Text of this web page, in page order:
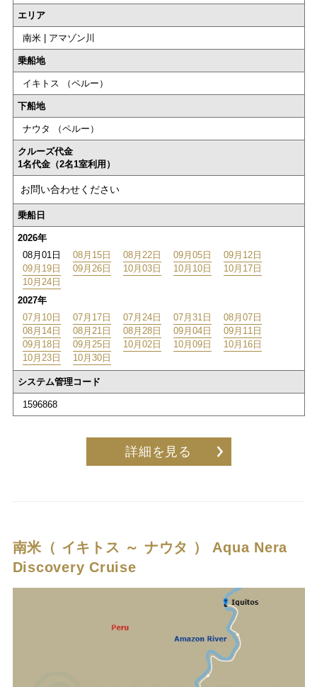
エリア
南米 | アマゾン川
乗船地
イキトス （ペルー）
下船地
ナウタ （ペルー）
クルーズ代金
1名代金（2名1室利用）
お問い合わせください
乗船日
2026年
08月01日
08月15日 08月22日 09月05日
09月12日
09月19日
09月26日 10月03日 10月10日
10月17日
10月24日
2027年
07月10日
07月17日 07月24日 07月31日
08月07日
08月14日
08月21日 08月28日 09月04日
09月11日
09月18日
09月25日 10月02日 10月09日
10月16日
10月23日
10月30日
システム管理コード
1596868
詳細を見る
南米（ イキトス ～ ナウタ ） Aqua Nera
Discovery Cruise